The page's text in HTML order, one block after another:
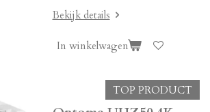
Bekijk details
In winkelwagen
TOP PRODUCT